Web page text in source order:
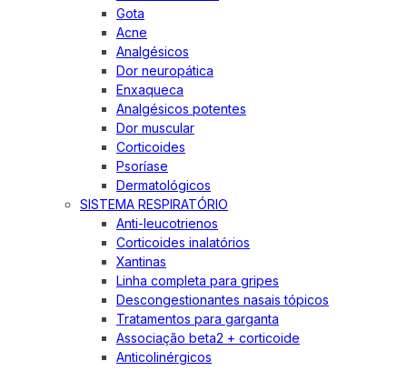
Gota
Acne
Analgésicos
Dor neuropática
Enxaqueca
Analgésicos potentes
Dor muscular
Corticoides
Psoríase
Dermatológicos
SISTEMA RESPIRATÓRIO
Anti-leucotrienos
Corticoides inalatórios
Xantinas
Linha completa para gripes
Descongestionantes nasais tópicos
Tratamentos para garganta
Associação beta2 + corticoide
Anticolinérgicos